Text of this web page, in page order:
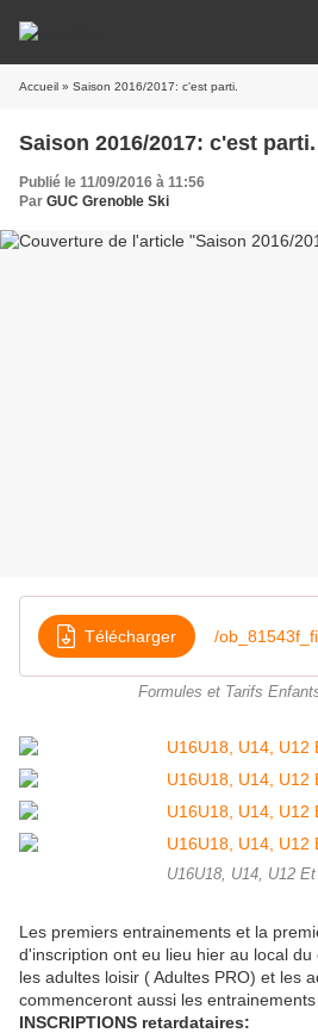
Accueil » Saison 2016/2017: c'est parti.
Saison 2016/2017: c'est parti.
Publié le 11/09/2016 à 11:56
Par GUC Grenoble Ski
Télécharger
Formules et Tarifs
U16U18, U14, U12
Les premiers entrainements et la
d'inscription ont eu lieu hier au local du
les adultes loisir ( Adultes PRO) et les
commenceront aussi les entrainements
INSCRIPTIONS retardataires: